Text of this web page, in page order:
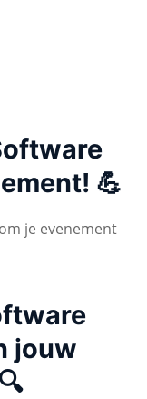
💪
om je evenement
jouw